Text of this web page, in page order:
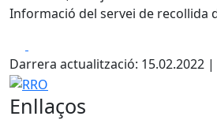
Informació del servei de recollida
Darrera actualització: 15.02.2022 |
RRO
Enllaços